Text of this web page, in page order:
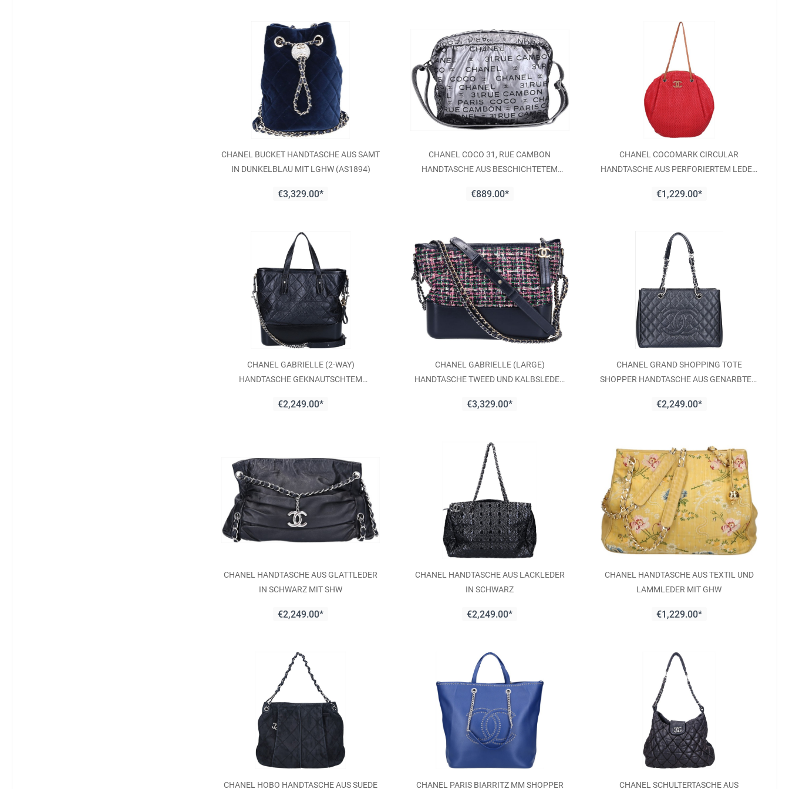
CHANEL BUCKET HANDTASCHE AUS SAMT
IN DUNKELBLAU MIT LGHW (AS1894)
€3,329.00*
CHANEL COCO 31, RUE CAMBON
HANDTASCHE AUS BESCHICHTETEM
€889.00*
CHANEL COCOMARK CIRCULAR
HANDTASCHE AUS PERFORIERTEM LEDER
€1,229.00*
CHANEL GABRIELLE (2-WAY)
HANDTASCHE GEKNAUTSCHTEM
€2,249.00*
CHANEL GABRIELLE (LARGE)
HANDTASCHE TWEED UND KALBSLEDER
€3,329.00*
CHANEL GRAND SHOPPING TOTE
SHOPPER HANDTASCHE AUS GENARBTEM
€2,249.00*
CHANEL HANDTASCHE AUS GLATTLEDER
IN SCHWARZ MIT SHW
€2,249.00*
CHANEL HANDTASCHE AUS LACKLEDER
IN SCHWARZ
€2,249.00*
CHANEL HANDTASCHE AUS TEXTIL UND
LAMMLEDER MIT GHW
€1,229.00*
CHANEL HOBO HANDTASCHE AUS SUEDE CHANEL PARIS BIARRITZ MM SHOPPER CHANEL SCHULTERTASCHE AUS